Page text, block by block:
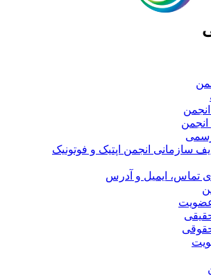
سازمانی انجمن اپتیک و فوتونیک
تماس، ایمیل و آدرس
عضویت